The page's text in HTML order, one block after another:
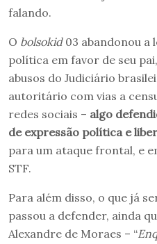
falando.
O bolsokid03 abandonou a
política em favor de seu
abusos do Judiciário
autoritário com vias a
redes sociais – algo
de expressão política e
para um ataque frontal, e
STF.
Para além disso, o que já
passou a defender, ainda
Alexandre de Moraes – “